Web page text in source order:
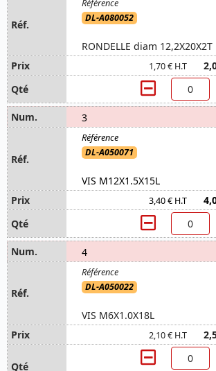
DL-A080052
RONDELLE diam 12,2X20X2T
1,70 € H.T
3
DL-A050071
VIS M12X1.5X15L
3,40 € H.T
4
DL-A050022
VIS M6X1.0X18L
2,10 € H.T